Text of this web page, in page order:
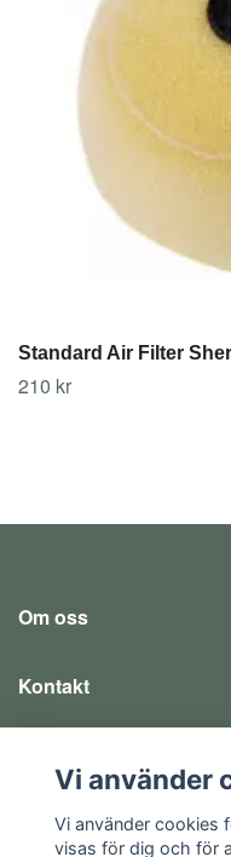
Standard Air Filter
210 kr
Om oss
Kontakt
Sociala medier
Vi använder
Vi använder cookies
visas för dig och för